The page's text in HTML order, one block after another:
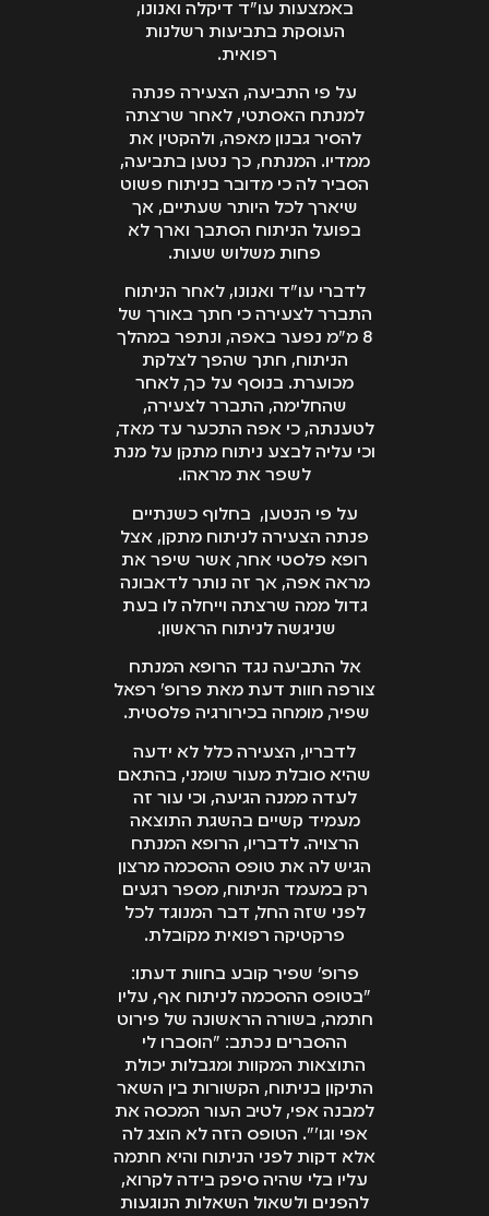
באמצעות עו"ד דיקלה ואנונו,
העוסקת בתביעות רשלנות
רפואית.
על פי התביעה, הצעירה פנתה
למנתח האסתטי, לאחר שרצתה
להסיר גבנון מאפה, ולהקטין את
ממדיו. המנתח, כך נטען בתביעה,
הסביר לה כי מדובר בניתוח פשוט
שיארך לכל היותר שעתיים, אך
בפועל הניתוח הסתבך וארך לא
פחות משלוש שעות.
לדברי עו"ד ואנונו, לאחר הניתוח
התברר לצעירה כי חתך באורך של
8 מ"מ נפער באפה, ונתפר במהלך
הניתוח, חתך שהפך לצלקת
מכוערת. בנוסף על כך, לאחר
שהחלימה, התברר לצעירה,
לטענתה, כי אפה התכער עד מאד,
וכי עליה לבצע ניתוח מתקן על מנת
לשפר את מראהו.
על פי הנטען, בחלוף כשנתיים
פנתה הצעירה לניתוח מתקן, אצל
רופא פלסטי אחר, אשר שיפר את
מראה אפה, אך זה נותר לדאבונה
גדול ממה שרצתה וייחלה לו בעת
שניגשה לניתוח הראשון.
אל התביעה נגד הרופא המנתח
צורפה חוות דעת מאת פרופ' רפאל
שפיר, מומחה בכירורגיה פלסטית.
לדבריו, הצעירה כלל לא ידעה
שהיא סובלת מעור שומני, בהתאם
לעדה ממנה הגיעה, וכי עור זה
מעמיד קשיים בהשגת התוצאה
הרצויה. לדבריו, הרופא המנתח
הגיש לה את טופס ההסכמה מרצון
רק במעמד הניתוח, מספר רגעים
לפני שזה החל, דבר המנוגד לכל
פרקטיקה רפואית מקובלת.
פרופ' שפיר קובע בחוות דעתו:
"בטופס ההסכמה לניתוח אף, עליו
חתמה, בשורה הראשונה של פירוט
ההסברים נכתב: "הוסברו לי
התוצאות המקוות ומגבלות יכולת
התיקון בניתוח, הקשורות בין השאר
למבנה אפי, לטיב העור המכסה את
אפי וגו'". הטופס הזה לא הוצג לה
אלא דקות לפני הניתוח והיא חתמה
עליו בלי שהיה סיפק בידה לקרוא,
להפנים ולשאול השאלות הנוגעות